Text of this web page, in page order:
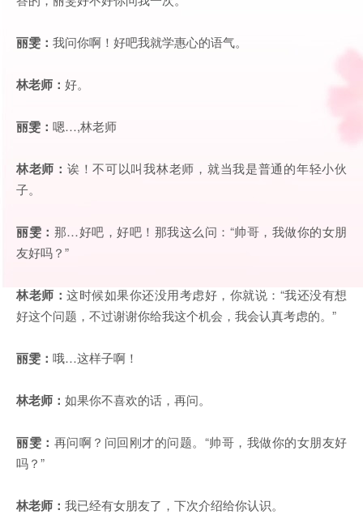
丽雯： 我问你啊！好吧我就学惠心的语气。
林老师： 好。
丽雯： 嗯…,林老师
林老师： 诶！不可以叫我林老师，就当我是普通的年轻小伙
子。
丽雯： 那…好吧，好吧！那我这么问：“帅哥，我做你的女朋
友好吗？”
林老师： 这时候如果你还没用考虑好，你就说：“我还没有想
好这个问题，不过谢谢你给我这个机会，我会认真考虑的。”
丽雯： 哦…这样子啊！
林老师： 如果你不喜欢的话，再问。
丽雯： 再问啊？问回刚才的问题。“帅哥，我做你的女朋友好
吗？”
林老师： 我已经有女朋友了，下次介绍给你认识。